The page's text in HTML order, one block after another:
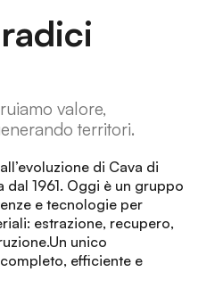
valore,
territori.
di Cava di
1961. Oggi è un gruppo
e tecnologie per
estrazione, recupero,
unico
efficiente e